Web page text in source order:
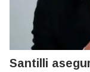
Santilli